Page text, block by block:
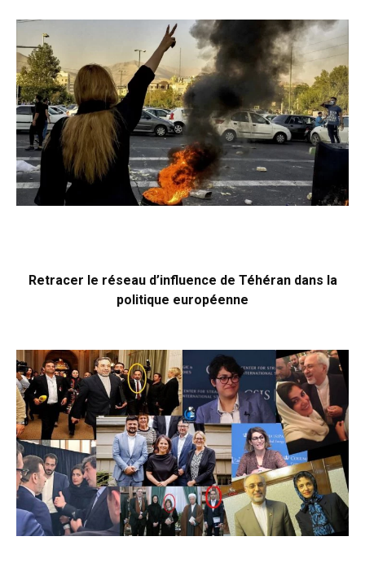
Retracer le réseau d’influence de Téhéran dans la
politique européenne